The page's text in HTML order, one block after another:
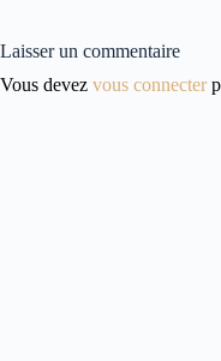
Laisser un commentaire
Vous devez vous connecter